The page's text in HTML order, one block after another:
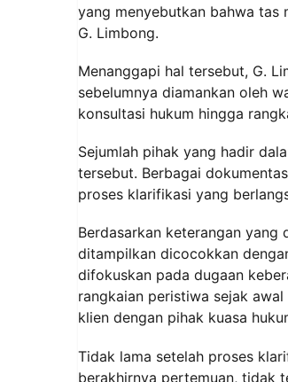
yang menyebutkan bahwa tas
G. Limbong.
Menanggapi hal tersebut, G.
sebelumnya diamankan oleh
konsultasi hukum hingga
Sejumlah pihak yang hadir
tersebut. Berbagai
proses klarifikasi yang
Berdasarkan keterangan
ditampilkan dicocokkan
difokuskan pada dugaan
rangkaian peristiwa sejak
klien dengan pihak kuasa
Tidak lama setelah proses
berakhirnya pertemuan, tidak